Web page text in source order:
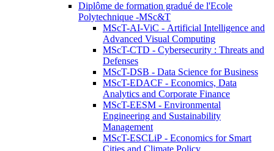
Diplôme de formation gradué de l'Ecole
Polytechnique -MSc&T
MScT-AI-ViC - Artificial Intelligence and
Advanced Visual Computing
MScT-CTD - Cybersecurity : Threats and
Defenses
MScT-DSB - Data Science for Business
MScT-EDACF - Economics, Data
Analytics and Corporate Finance
MScT-EESM - Environmental
Engineering and Sustainability
Management
MScT-ESCLiP - Economics for Smart
Cities and Climate Policy